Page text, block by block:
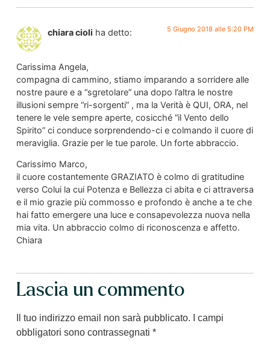
chiara cioli ha detto: 5 Giugno 2018 alle 5:20 PM
Carissima Angela,
compagna di cammino, stiamo imparando a sorridere alle
nostre paure e a “sgretolare” una dopo l’altra le nostre
illusioni sempre “ri-sorgenti” , ma la Verità è QUI, ORA, nel
tenere le vele sempre aperte, cosicché “il Vento dello
Spirito” ci conduce sorprendendo-ci e colmando il cuore di
meraviglia. Grazie per le tue parole. Un forte abbraccio.
Carissimo Marco,
il cuore costantemente GRAZIATO è colmo di gratitudine
verso Colui la cui Potenza e Bellezza ci abita e ci attraversa
e il mio grazie più commosso e profondo è anche a te che
hai fatto emergere una luce e consapevolezza nuova nella
mia vita. Un abbraccio colmo di riconoscenza e affetto.
Chiara
Lascia un commento
Il tuo indirizzo email non sarà pubblicato.
I campi
obbligatori sono contrassegnati *